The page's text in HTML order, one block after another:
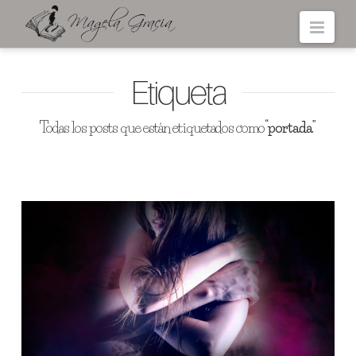
Etiqueta
Todas los posts que están etiquetados como“portada”